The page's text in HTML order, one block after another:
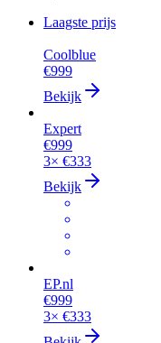
Laagste prijs
Coolblue
€999
Bekijk
Expert
€999
3× €333
Bekijk
EP.nl
€999
3× €333